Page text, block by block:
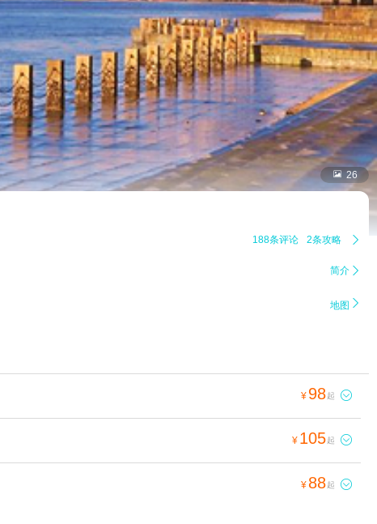
 26
188条评论 2条攻略 
简介 
地图 
¥ 98起 
¥ 105起 
¥ 88起 